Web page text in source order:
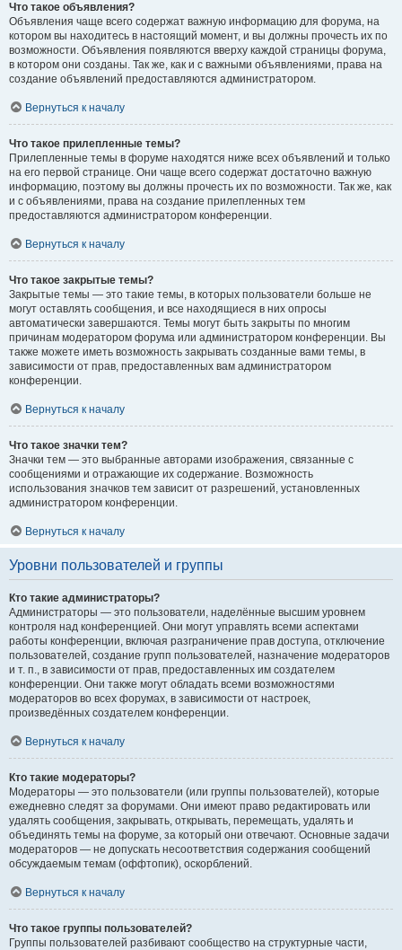
Что такое объявления?
Объявления чаще всего содержат важную информацию для форума, на
котором вы находитесь в настоящий момент, и вы должны прочесть их по
возможности. Объявления появляются вверху каждой страницы форума,
в котором они созданы. Так же, как и с важными объявлениями, права на
создание объявлений предоставляются администратором.
Вернуться к началу
Что такое прилепленные темы?
Прилепленные темы в форуме находятся ниже всех объявлений и только
на его первой странице. Они чаще всего содержат достаточно важную
информацию, поэтому вы должны прочесть их по возможности. Так же, как
и с объявлениями, права на создание прилепленных тем
предоставляются администратором конференции.
Вернуться к началу
Что такое закрытые темы?
Закрытые темы — это такие темы, в которых пользователи больше не
могут оставлять сообщения, и все находящиеся в них опросы
автоматически завершаются. Темы могут быть закрыты по многим
причинам модератором форума или администратором конференции. Вы
также можете иметь возможность закрывать созданные вами темы, в
зависимости от прав, предоставленных вам администратором
конференции.
Вернуться к началу
Что такое значки тем?
Значки тем — это выбранные авторами изображения, связанные с
сообщениями и отражающие их содержание. Возможность
использования значков тем зависит от разрешений, установленных
администратором конференции.
Вернуться к началу
Уровни пользователей и группы
Кто такие администраторы?
Администраторы — это пользователи, наделённые высшим уровнем
контроля над конференцией. Они могут управлять всеми аспектами
работы конференции, включая разграничение прав доступа, отключение
пользователей, создание групп пользователей, назначение модераторов
и т. п., в зависимости от прав, предоставленных им создателем
конференции. Они также могут обладать всеми возможностями
модераторов во всех форумах, в зависимости от настроек,
произведённых создателем конференции.
Вернуться к началу
Кто такие модераторы?
Модераторы — это пользователи (или группы пользователей), которые
ежедневно следят за форумами. Они имеют право редактировать или
удалять сообщения, закрывать, открывать, перемещать, удалять и
объединять темы на форуме, за который они отвечают. Основные задачи
модераторов — не допускать несоответствия содержания сообщений
обсуждаемым темам (оффтопик), оскорблений.
Вернуться к началу
Что такое группы пользователей?
Группы пользователей разбивают сообщество на структурные части,